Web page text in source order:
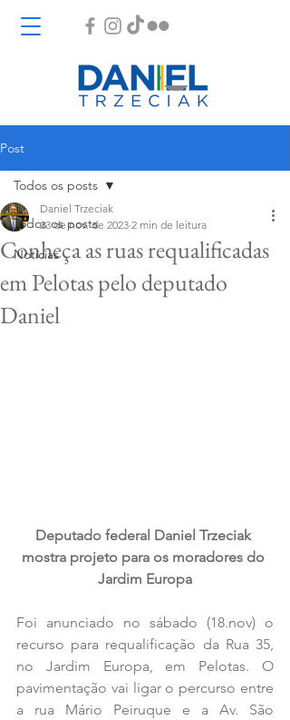
Post
Todos os posts
Notícias
Todos os posts
Conheça as ruas requalificadas
em Pelotas pelo deputado
Daniel
Daniel Trzeciak
23 de nov. de 2023 2 min de leitura
Deputado federal Daniel Trzeciak
mostra projeto para os moradores do
Jardim Europa
Foi anunciado no sábado (18.nov) o
recurso para requalificação da Rua 35,
no Jardim Europa, em Pelotas. O
pavimentação vai ligar o percurso entre
a rua Mário Peiruque e a Av. São